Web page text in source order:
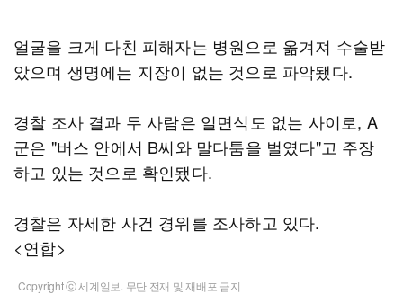
얼굴을 크게 다친 피해자는 병원으로 옮겨져 수술받
았으며 생명에는 지장이 없는 것으로 파악됐다.
경찰 조사 결과 두 사람은 일면식도 없는 사이로, A
군은 "버스 안에서 B씨와 말다툼을 벌였다"고 주장
하고 있는 것으로 확인됐다.
경찰은 자세한 사건 경위를 조사하고 있다.
<연합>
Copyright ⓒ 세계일보. 무단 전재 및 재배포 금지